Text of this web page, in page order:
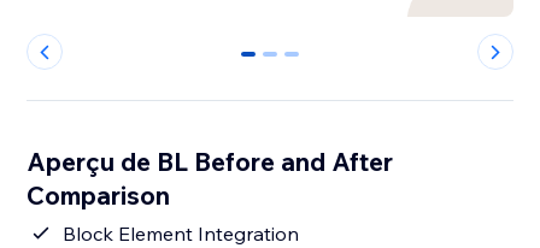
0 1 2
Aperçu de BL Before and After
Comparison
Block Element Integration